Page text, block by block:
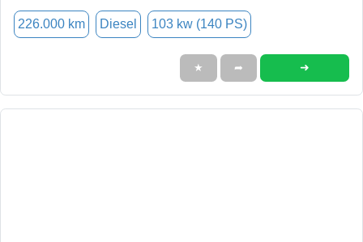
226.000 km Diesel 103 kw (140 PS)
★ ➦ ➜